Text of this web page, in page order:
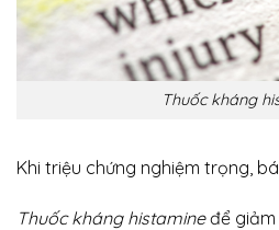
Thuốc kháng
Khi triệu chứng nghiệm trọng,
Thuốc kháng histamineđể giảm